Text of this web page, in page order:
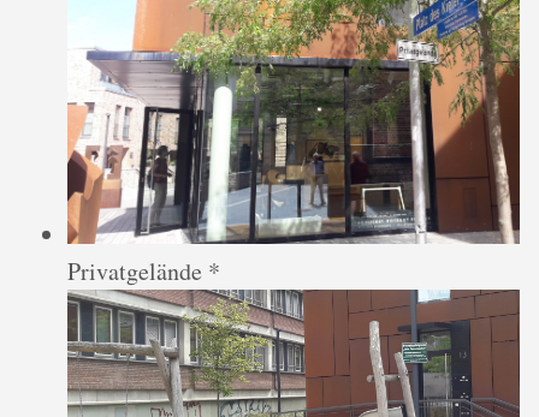
Privatgelände *